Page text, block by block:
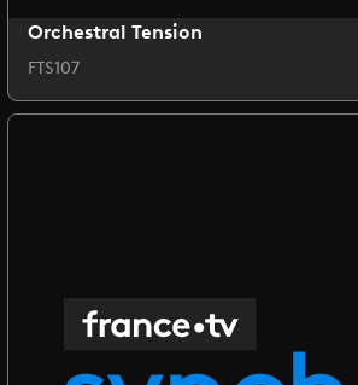
Orchestral Tension
FTS107